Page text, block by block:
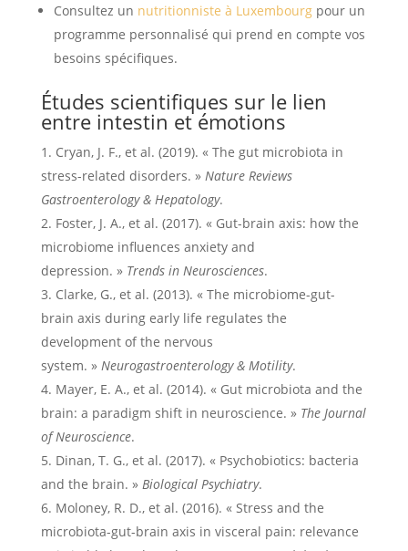
Consultez un nutritionniste à Luxembourg pour un
programme personnalisé qui prend en compte vos
besoins spécifiques.
Études scientifiques sur le lien
entre intestin et émotions
Cryan, J. F., et al. (2019). « The gut microbiota in
stress-related disorders. » Nature Reviews
Gastroenterology & Hepatology.
Foster, J. A., et al. (2017). « Gut-brain axis: how the
microbiome influences anxiety and
depression. » Trends in Neurosciences.
Clarke, G., et al. (2013). « The microbiome-gut-
brain axis during early life regulates the
development of the nervous
system. » Neurogastroenterology & Motility.
Mayer, E. A., et al. (2014). « Gut microbiota and the
brain: a paradigm shift in neuroscience. » The Journal
of Neuroscience.
Dinan, T. G., et al. (2017). « Psychobiotics: bacteria
and the brain. » Biological Psychiatry.
Moloney, R. D., et al. (2016). « Stress and the
microbiota-gut-brain axis in visceral pain: relevance